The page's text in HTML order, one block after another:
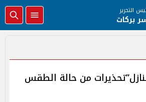
التحرير
بركات
من حالة الطقس